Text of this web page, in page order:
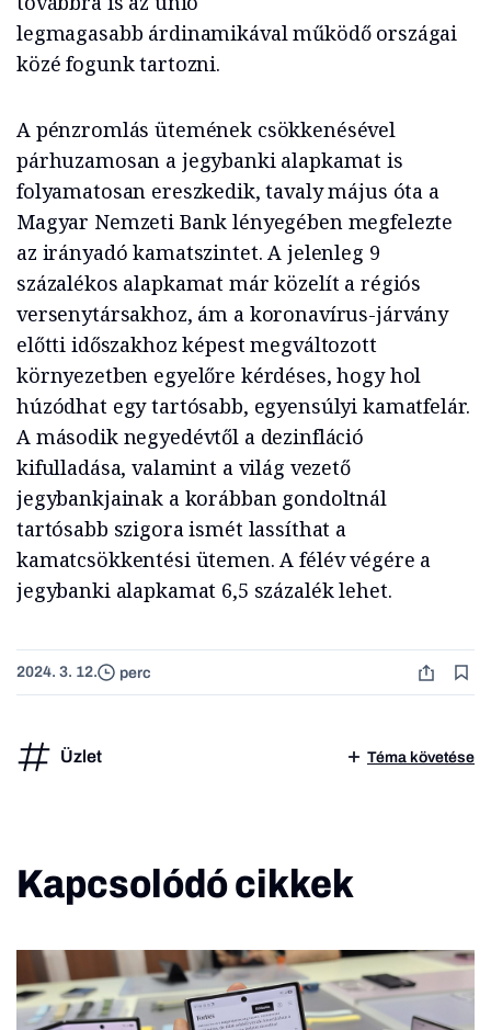
legmagasabb árdinamikával működő országai
közé fogunk tartozni.
A pénzromlás ütemének csökkenésével
párhuzamosan a jegybanki alapkamat is
folyamatosan ereszkedik, tavaly május óta a
Magyar Nemzeti Bank lényegében megfelezte
az irányadó kamatszintet. A jelenleg 9
százalékos alapkamat már közelít a régiós
versenytársakhoz, ám a koronavírus-járvány
előtti időszakhoz képest megváltozott
környezetben egyelőre kérdéses, hogy hol
húzódhat egy tartósabb, egyensúlyi kamatfelár.
A második negyedévtől a dezinfláció
kifulladása, valamint a világ vezető
jegybankjainak a korábban gondoltnál
tartósabb szigora ismét lassíthat a
kamatcsökkentési ütemen. A félév végére a
jegybanki alapkamat 6,5 százalék lehet.
2024. 3. 12. perc
Üzlet Téma követése
Kapcsolódó cikkek